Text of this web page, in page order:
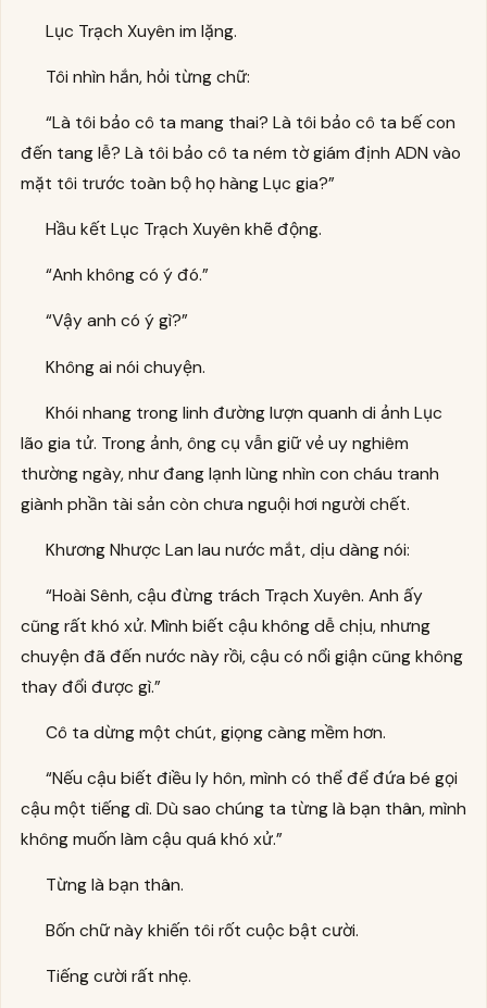
Lục Trạch Xuyên im lặng.
Tôi nhìn hắn, hỏi từng chữ:
“Là tôi bảo cô ta mang thai? Là tôi bảo cô ta bế con
đến tang lễ? Là tôi bảo cô ta ném tờ giám định ADN vào
mặt tôi trước toàn bộ họ hàng Lục gia?”
Hầu kết Lục Trạch Xuyên khẽ động.
“Anh không có ý đó.”
“Vậy anh có ý gì?”
Không ai nói chuyện.
Khói nhang trong linh đường lượn quanh di ảnh Lục
lão gia tử. Trong ảnh, ông cụ vẫn giữ vẻ uy nghiêm
thường ngày, như đang lạnh lùng nhìn con cháu tranh
giành phần tài sản còn chưa nguội hơi người chết.
Khương Nhược Lan lau nước mắt, dịu dàng nói:
“Hoài Sênh, cậu đừng trách Trạch Xuyên. Anh ấy
cũng rất khó xử. Mình biết cậu không dễ chịu, nhưng
chuyện đã đến nước này rồi, cậu có nổi giận cũng không
thay đổi được gì.”
Cô ta dừng một chút, giọng càng mềm hơn.
“Nếu cậu biết điều ly hôn, mình có thể để đứa bé gọi
cậu một tiếng dì. Dù sao chúng ta từng là bạn thân, mình
không muốn làm cậu quá khó xử.”
Từng là bạn thân.
Bốn chữ này khiến tôi rốt cuộc bật cười.
Tiếng cười rất nhẹ.